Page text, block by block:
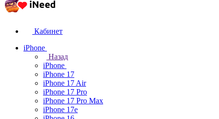
Кабинет
iPhone
Назад
iPhone
iPhone 17
iPhone 17 Air
iPhone 17 Pro
iPhone 17 Pro Max
iPhone 17e